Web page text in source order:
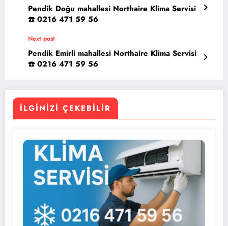
Pendik Doğu mahallesi Northaire Klima Servisi
☎️ 0216 471 59 56
Next post
Pendik Emirli mahallesi Northaire Klima Servisi
☎️ 0216 471 59 56
İLGINIZI ÇEKEBILIR